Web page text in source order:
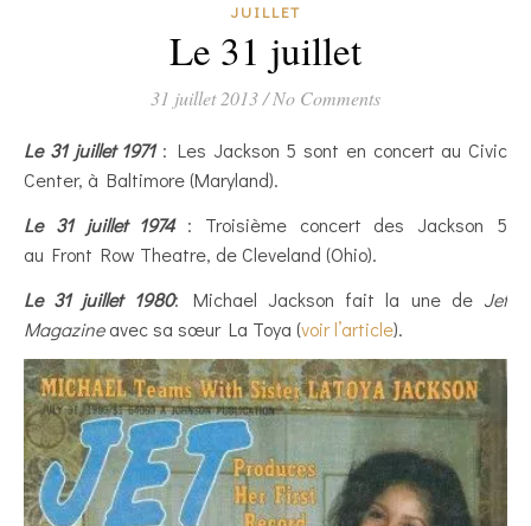
JUILLET
Le 31 juillet
31 juillet 2013/No Comments
Le 31 juillet 1971: Les Jackson 5 sont en concert au Civic
Center, à Baltimore (Maryland).
Le 31 juillet 1974: Troisième concert des Jackson 5
au Front Row Theatre, de Cleveland (Ohio).
Le 31 juillet 1980: Michael Jackson fait la une deJet
Magazineavec sa sœur La Toya (voir l’article).